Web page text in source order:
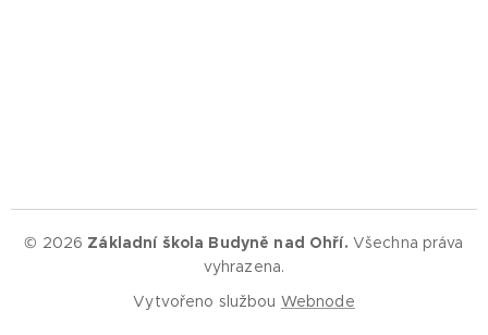
© 2026 Základní škola Budyně nad Ohří. Všechna práva
vyhrazena.
Vytvořeno službou Webnode